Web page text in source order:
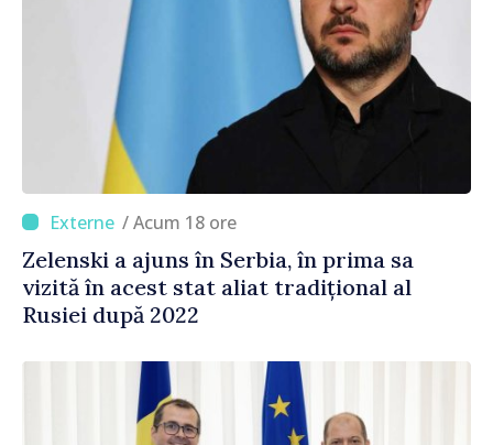
/ Acum 18 ore
Zelenski a ajuns în Serbia, în prima sa
vizită în acest stat aliat tradițional al
Rusiei după 2022